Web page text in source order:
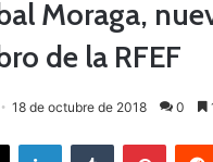
Moraga,
de la RFEF
18 de octubre de 2018 0